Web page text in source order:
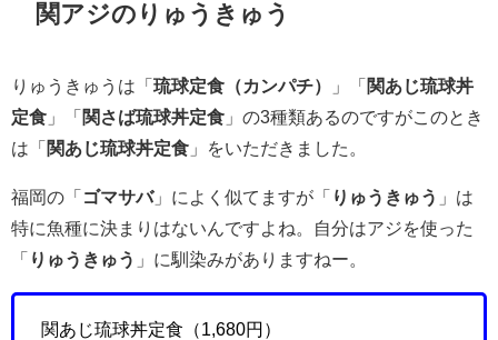
関アジのりゅうきゅう
りゅうきゅうは「琉球定食（カンパチ） 」「関あじ琉球丼
定食 」「関さば琉球丼定食 」の3種類あるのですがこのとき
は「関あじ琉球丼定食 」をいただきました。
福岡の「ゴマサバ」によく似てますが「 りゅうきゅう 」は
特に魚種に決まりはないんですよね。自分はアジを使った
「 りゅうきゅう 」に馴染みがありますねー。
関あじ琉球丼定食（1,680円）